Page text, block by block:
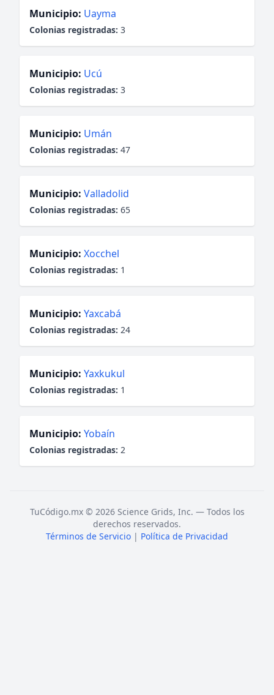
Municipio: Uayma
Colonias registradas: 3
Municipio: Ucú
Colonias registradas: 3
Municipio: Umán
Colonias registradas: 47
Municipio: Valladolid
Colonias registradas: 65
Municipio: Xocchel
Colonias registradas: 1
Municipio: Yaxcabá
Colonias registradas: 24
Municipio: Yaxkukul
Colonias registradas: 1
Municipio: Yobaín
Colonias registradas: 2
TuCódigo.mx © 2026 Science Grids, Inc. — Todos los
derechos reservados.
Términos de Servicio | Política de Privacidad